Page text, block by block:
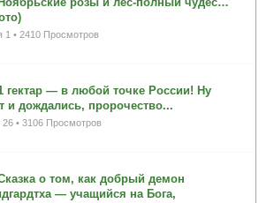
1 • 2410 Просмотров
гектар — в любой точке России! Ну
и дождались, пророчество...
26 • 3106 Просмотров
о том, как добрый демон
— учащийся на Бога,